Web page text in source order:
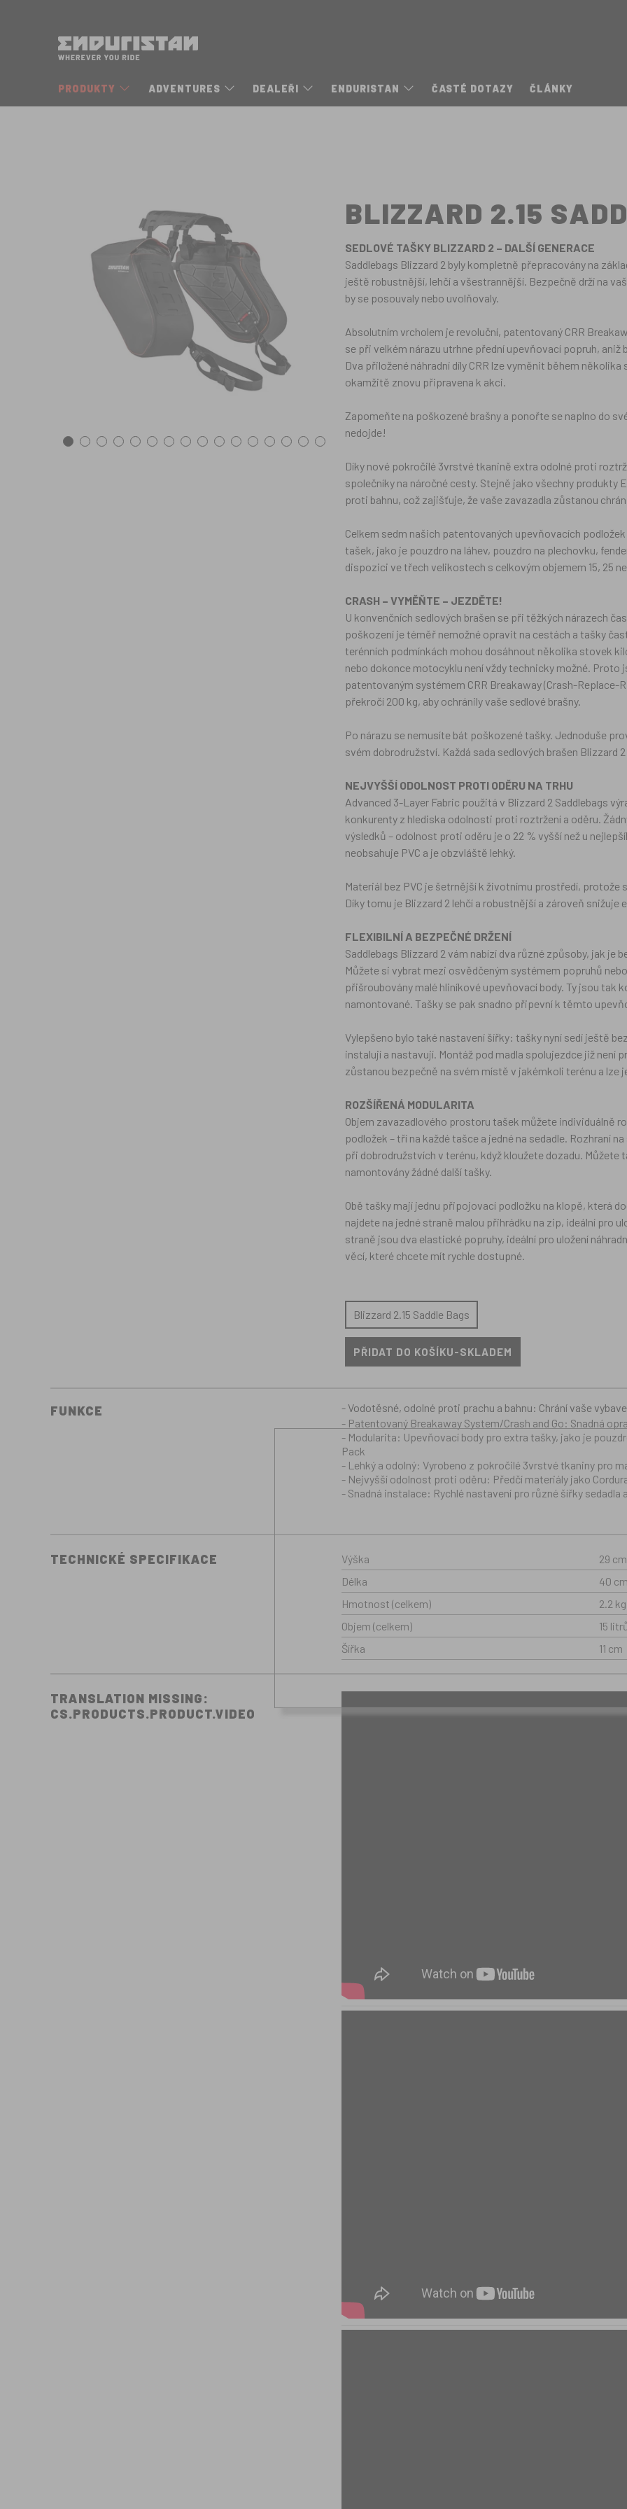
PRODUKTY ADVENTURES DEALEŘI ENDURISTAN ČASTÉ DOTAZY ČLÁNKY
BLIZZARD 2.15
SEDLOVÉ TAŠKY BLIZZARD 2 – DALŠÍ GENERACE
Saddlebags Blizzard 2 byly kompletně přepracovány na
ještě robustnější, lehčí a všestrannější. Bezpečně drží na
by se posouvaly nebo uvolňovaly.
Absolutním vrcholem je revoluční, patentovaný CRR
se při velkém nárazu utrhne přední upevňovací popruh,
Dva přiložené náhradní díly CRR lze vyměnit během
okamžitě znovu připravena k akci.
Zapomeňte na poškozené brašny a ponořte se naplno do
nedojde!
Díky nové pokročilé 3vrstvé tkanině extra odolné proti
společníky na náročné cesty. Stejně jako všechny
proti bahnu, což zajišťuje, že vaše zavazadla zůstanou
Celkem sedm našich patentovaných upevňovacích
tašek, jako je pouzdro na láhev, pouzdro na plechovku,
dispozici ve třech velikostech s celkovým objemem 15, 25
CRASH – VYMĚŇTE – JEZDĚTE!
U konvenčních sedlových brašen se při těžkých nárazech
poškození je téměř nemožné opravit na cestách a tašky
terénních podmínkách mohou dosáhnout několika stovek
nebo dokonce motocyklu není vždy technicky možné. Proto
patentovaným systémem CRR Breakaway (Crash-Replace-
překročí 200 kg, aby ochránily vaše sedlové brašny.
Po nárazu se nemusíte bát poškozené tašky. Jednoduše
svém dobrodružství. Každá sada sedlových brašen Blizzard
NEJVYŠŠÍ ODOLNOST PROTI ODĚRU NA TRHU
Advanced 3-Layer Fabric použitá v Blizzard 2 Saddlebags
konkurenty z hlediska odolnosti proti roztržení a oděru.
výsledků – odolnost proti oděru je o 22 % vyšší než u
neobsahuje PVC a je obzvláště lehký.
Materiál bez PVC je šetrnější k životnímu prostředí,
Díky tomu je Blizzard 2 lehčí a robustnější a zároveň snižuje
FLEXIBILNÍ A BEZPEČNÉ DRŽENÍ
Saddlebags Blizzard 2 vám nabízí dva různé způsoby, jak
Můžete si vybrat mezi osvědčeným systémem popruhů
přišroubovány malé hliníkové upevňovací body. Ty jsou tak
namontované. Tašky se pak snadno připevní k těmto
Vylepšeno bylo také nastavení šířky: tašky nyní sedí ještě
instalují a nastavují. Montáž pod madla spolujezdce již není
zůstanou bezpečně na svém místě v jakémkoli terénu a lze
ROZŠÍŘENÁ MODULARITA
Objem zavazadlového prostoru tašek můžete
podložek – tří na každé tašce a jedné na sedadle. Rozhraní
při dobrodružstvích v terénu, když kloužete dozadu.
namontovány žádné další tašky.
Obě tašky mají jednu připojovací podložku na klopě, která
najdete na jedné straně malou přihrádku na zip, ideální pro
straně jsou dva elastické popruhy, ideální pro uložení
věcí, které chcete mít rychle dostupné.
Blizzard 2.15 Saddle Bags
FUNKCE
- Vodotěsné, odolné proti prachu a bahnu: Chrání vaše
- Patentovaný Breakaway System/Crash and Go: Snadná
- Modularita: Upevňovací body pro extra tašky, jako je
Pack
- Lehký a odolný: Vyrobeno z pokročilé 3vrstvé tkaniny pro
- Nejvyšší odolnost proti oděru: Předčí materiály jako
- Snadná instalace: Rychlé nastavení pro různé šířky
TECHNICKÉ SPECIFIKACE Výška
29 cm
Délka
40
Hmotnost (celkem)
2.2 kg
Objem (celkem)
15
Šířka
11 cm
TRANSLATION MISSING:
CS.PRODUCTS.PRODUCT.VIDEO